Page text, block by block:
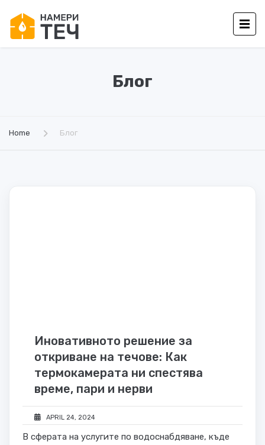
Блог
Home Блог
Иновативното решение за
откриване на течове: Как
термокамерата ни спестява
време, пари и нерви
APRIL 24, 2024
В сферата на услугите по водоснабдяване, къде